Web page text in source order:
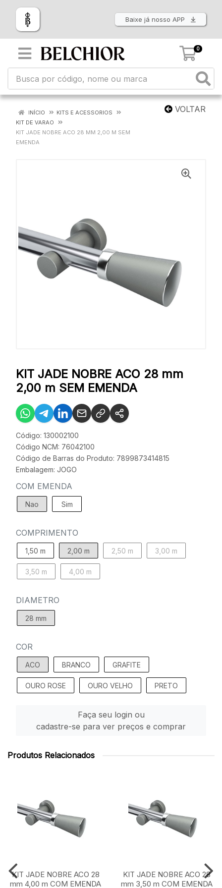
Baixe já nosso APP
0
VOLTAR
INÍCIO
KITS E ACESSORIOS
KIT DE VARAO
KIT JADE NOBRE ACO 28 MM 2,00 M SEM
EMENDA
KIT JADE NOBRE ACO 28 mm
2,00 m SEM EMENDA
Código: 130002100
Código NCM: 76042100
Código de Barras do Produto: 7899873414815
Embalagem: JOGO
COM EMENDA
Nao Sim
COMPRIMENTO
1,50 m 2,00 m 2,50 m 3,00 m
3,50 m 4,00 m
DIAMETRO
28 mm
COR
ACO BRANCO GRAFITE
OURO ROSE OURO VELHO PRETO
Faça seu login ou
cadastre-se para ver preços e comprar
Produtos Relacionados
KIT JADE NOBRE ACO 28
mm 4,00 m COM EMENDA
KIT JADE NOBRE ACO 28
mm 3,50 m COM EMENDA